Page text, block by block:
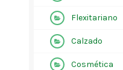
Flexitariano
Calzado
Cosmética